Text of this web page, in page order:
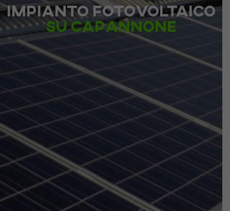
Impianto fotovoltaico
su capannone